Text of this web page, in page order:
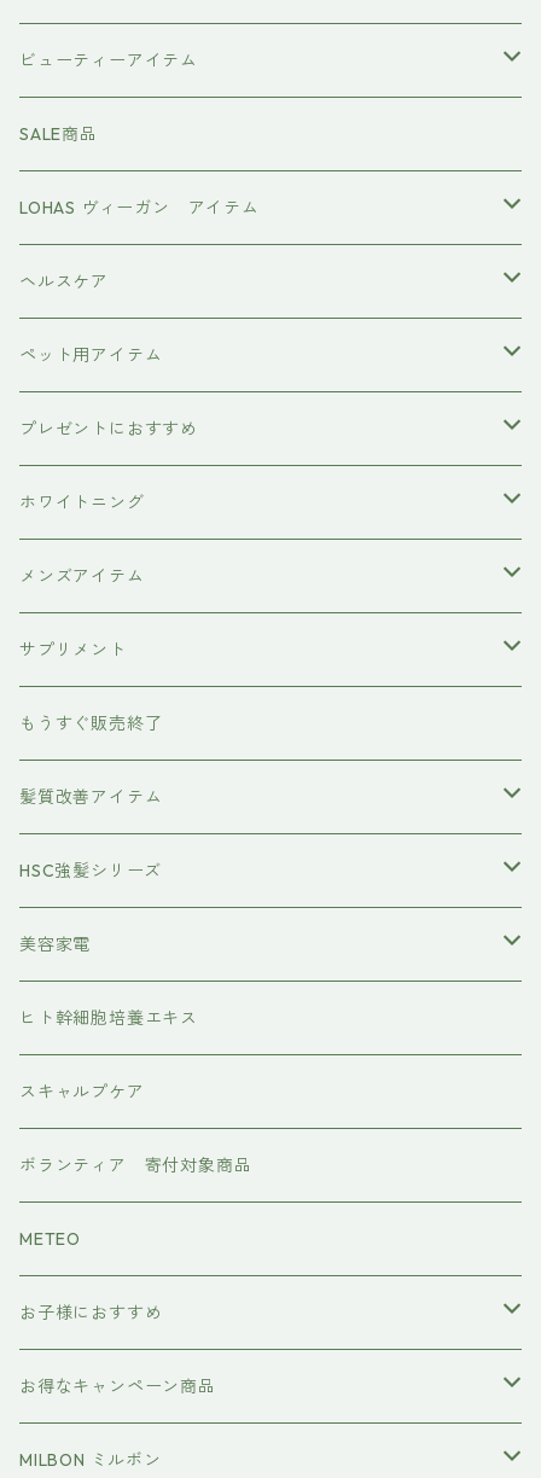
#イマヘア
頭皮ケアアイテム
強髪
ダークニル
スタイリング剤
N .（エヌドット）
インプライム
塩基性カラー剤
クロマID
ビューティーアイテム
MTG REFA
ヤーマン YAMAN
美容液
オールインワンジェル
ボディソープ
洗顔料
炭酸洗顔フォーム
SALE商品
LOHAS ヴィーガン アイテム
ヴィーガン認証
ヘルスケア
エイジングケア
ペット用アイテム
犬用シャンプー
ペット用ブラシ
サプリメント
プレゼントにおすすめ
男性にプレゼント
女性にプレゼント
ホワイトニング
歯磨き粉
メンズアイテム
ボディケア
除毛クリーム
育毛ケア
養毛剤
フェイスケア
サプリメント
犬用
もうすぐ販売終了
髪質改善アイテム
トステアケア
レブリン酸ケア
水素トリートメント
プレックスケア
CMCケア
HSC強髪シリーズ
アイラッシュ
美容家電
ヘアアイロン
マグネット
ドライヤー
ワンダム
ヒト幹細胞培養エキス
スキャルプケア
ボランティア 寄付対象商品
METEO
お子様におすすめ
イクエイブ キッズ プリンセス
お得なキャンペーン商品
おすすめセット
MILBON ミルボン